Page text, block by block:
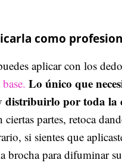
como
aplicar con los
Lo único que
distribuirlo por toda la
ciertas partes, retoca
si sientes que
brocha para difuminar